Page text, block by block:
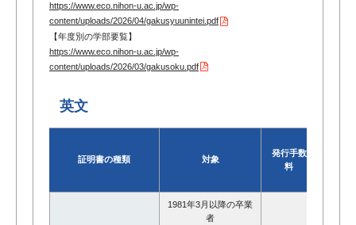
https://www.eco.nihon-u.ac.jp/wp-
content/uploads/2026/04/gakusyuunintei.pdf
【年度別の学部要覧】
https://www.eco.nihon-u.ac.jp/wp-
content/uploads/2026/03/gakusoku.pdf
英文
証明書の種類 対象
発行手数
料
1981年3月以降の卒業
者